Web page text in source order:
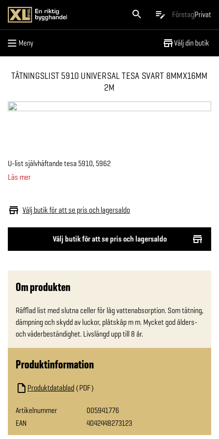
FöretagPrivat
Meny Välj din butik
Meny
TÄTNINGSLIST 5910 UNIVERSAL TESA SVART 8MMX16MM
2M
Välj butik för att se pris och lagersaldo
Välj butik för att se pris och lagersaldo
U-list självhäftande tesa 5910, 5962
Läs mer
Om produkten
Räfflad list med slutna celler för låg vattenabsorption. Som tätning,
dämpning och skydd av luckor, plåtskåp m m. Mycket god ålders-
och väderbeständighet. Livslängd upp till 8 år.
Produktinformation
Produktdatablad PDF
Artikelnummer
005941776
EAN
4042448273123